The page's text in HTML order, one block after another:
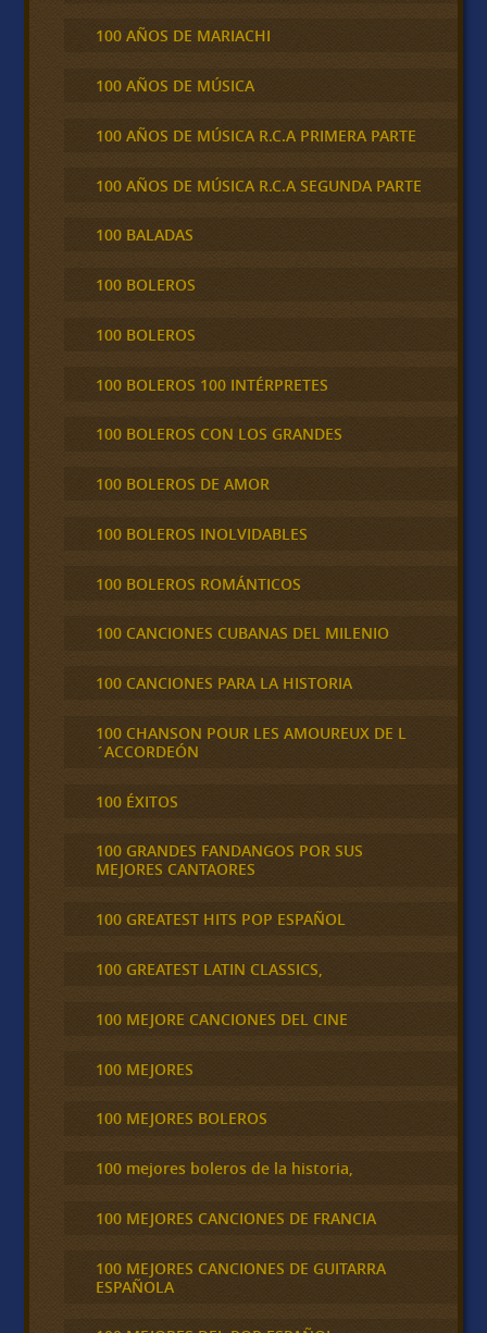
100 AÑOS DE MARIACHI
100 AÑOS DE MÚSICA
100 AÑOS DE MÚSICA R.C.A PRIMERA PARTE
100 AÑOS DE MÚSICA R.C.A SEGUNDA PARTE
100 BALADAS
100 BOLEROS
100 BOLEROS
100 BOLEROS 100 INTÉRPRETES
100 BOLEROS CON LOS GRANDES
100 BOLEROS DE AMOR
100 BOLEROS INOLVIDABLES
100 BOLEROS ROMÁNTICOS
100 CANCIONES CUBANAS DEL MILENIO
100 CANCIONES PARA LA HISTORIA
100 CHANSON POUR LES AMOUREUX DE L
´ACCORDEÓN
100 ÉXITOS
100 GRANDES FANDANGOS POR SUS
MEJORES CANTAORES
100 GREATEST HITS POP ESPAÑOL
100 GREATEST LATIN CLASSICS,
100 MEJORE CANCIONES DEL CINE
100 MEJORES
100 MEJORES BOLEROS
100 mejores boleros de la historia,
100 MEJORES CANCIONES DE FRANCIA
100 MEJORES CANCIONES DE GUITARRA
ESPAÑOLA